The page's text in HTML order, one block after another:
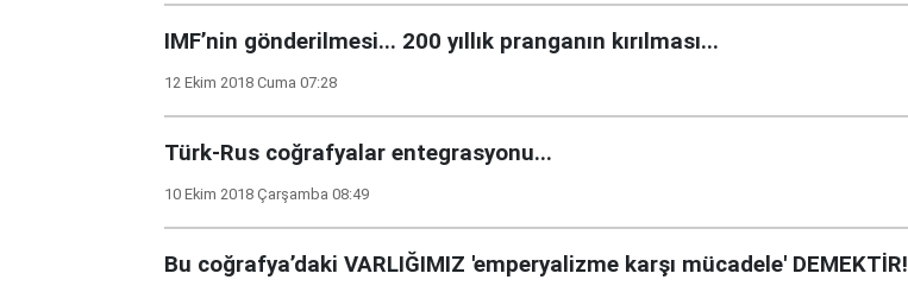
IMF’nin gönderilmesi... 200 yıllık pranganın kırılması...
12 Ekim 2018 Cuma 07:28
Türk-Rus coğrafyalar entegrasyonu...
10 Ekim 2018 Çarşamba 08:49
Bu coğrafya’daki VARLIĞIMIZ 'emperyalizme karşı mücadele' DEMEKTİR!